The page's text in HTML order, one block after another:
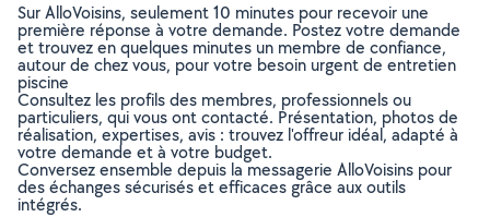
Sur AlloVoisins, seulement 10 minutes pour recevoir une
première réponse à votre demande. Postez votre demande
et trouvez en quelques minutes un membre de confiance,
autour de chez vous, pour votre besoin urgent de entretien
piscine
Consultez les profils des membres, professionnels ou
particuliers, qui vous ont contacté. Présentation, photos de
réalisation, expertises, avis : trouvez l'offreur idéal, adapté à
votre demande et à votre budget.
Conversez ensemble depuis la messagerie AlloVoisins pour
des échanges sécurisés et efficaces grâce aux outils
intégrés.